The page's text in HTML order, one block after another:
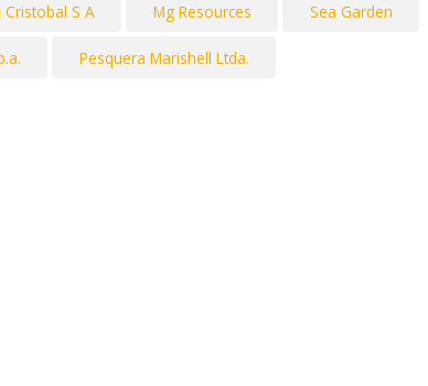
S A Mg Resources Sea Garden
Pesquera Marishell Ltda.